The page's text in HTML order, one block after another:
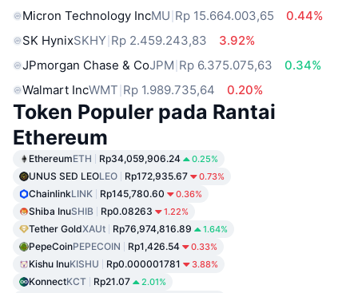
Micron Technology IncMU Rp 15.664.003,65
0.44%
SK HynixSKHY Rp 2.459.243,83
3.92%
JPmorgan Chase & CoJPM Rp 6.375.075,63
0.34%
Walmart IncWMT Rp 1.989.735,64 0.20%
Token Populer pada Rantai
Ethereum
EthereumETH Rp34,059,906.24 0.25%
UNUS SED LEOLEO Rp172,935.67 0.73%
ChainlinkLINK Rp145,780.60 0.36%
Shiba InuSHIB Rp0.08263 1.22%
Tether GoldXAUt Rp76,974,816.89 1.64%
PepeCoinPEPECOIN Rp1,426.54 0.33%
Kishu InuKISHU Rp0.000001781 3.88%
KonnectKCT Rp21.07 2.01%